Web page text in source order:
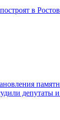
в
депутаты